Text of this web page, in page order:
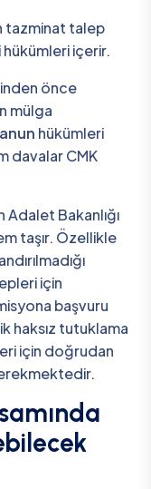
tazminat talep
içerir.
önce
mülga
hükümleri
davalar CMK
Adalet Bakanlığı
taşır. Özellikle
için
başvuru
haksız tutuklama
için doğrudan